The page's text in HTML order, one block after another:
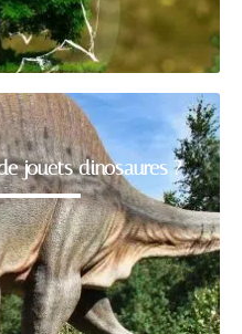
jouets dinosaures ?